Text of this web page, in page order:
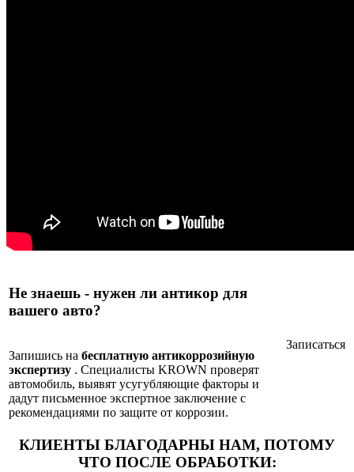
Не знаешь - нужен ли антикор для
вашего авто?
Запишись на бесплатную антикоррозийную
экспертизу . Специалисты KROWN проверят
автомобиль, выявят усугубляющие факторы и
дадут письменное экспертное заключение с
рекомендациями по защите от коррозии.
Записаться
КЛИЕНТЫ БЛАГОДАРНЫ НАМ, ПОТОМУ
ЧТО ПОСЛЕ ОБРАБОТКИ: